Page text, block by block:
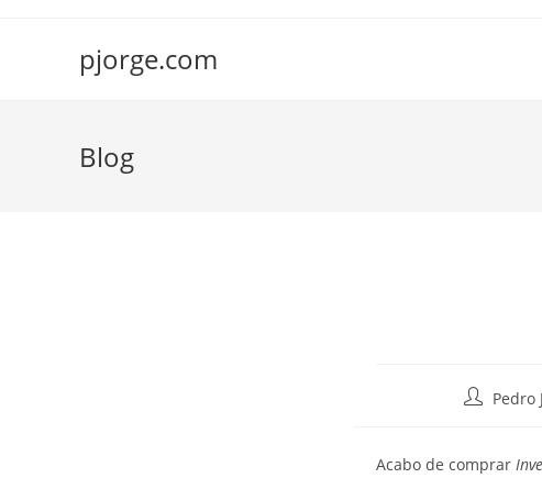
pjorge.com
Blog
Autor
entrada:
Pedro
Acabo de comprar